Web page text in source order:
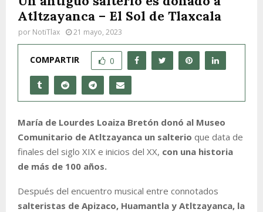
Atltzayanca – El Sol de Tlaxcala
por NotiTlax 21 mayo, 2023
COMPARTIR 0
María de Lourdes Loaiza Bretón donó al Museo
Comunitario de Atltzayanca un salterio que data de
finales del siglo XIX e inicios del XX, con una historia
de más de 100 años.
Después del encuentro musical entre connotados
salteristas de Apizaco, Huamantla y Atltzayanca, la